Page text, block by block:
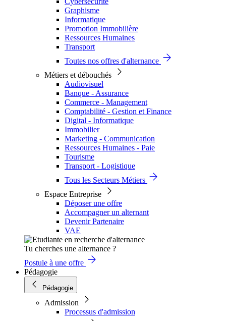
Graphisme
Informatique
Promotion Immobilière
Ressources Humaines
Transport
Toutes nos offres d'alternance
Métiers et débouchés
Audiovisuel
Banque - Assurance
Commerce - Management
Comptabilité - Gestion et Finance
Digital - Informatique
Immobilier
Marketing - Communication
Ressources Humaines - Paie
Tourisme
Transport - Logistique
Tous les Secteurs Métiers
Espace Entreprise
Déposer une offre
Accompagner un alternant
Devenir Partenaire
VAE
Tu cherches une alternance ?
Postule à une offre
Pédagogie
Pédagogie
Admission
Processus d'admission